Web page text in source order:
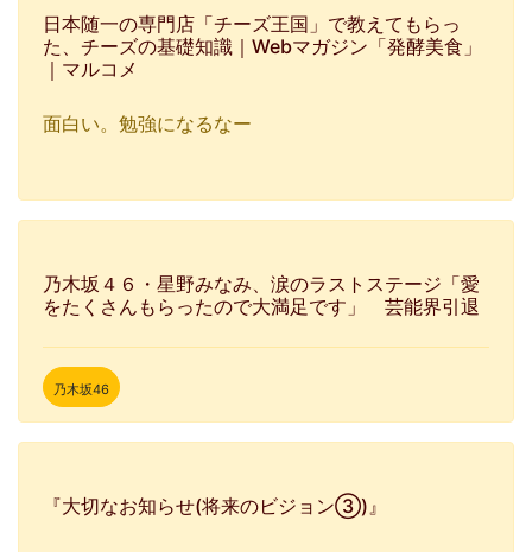
日本随一の専門店「チーズ王国」で教えてもらっ
た、チーズの基礎知識｜Webマガジン「発酵美食」
｜マルコメ
面白い。勉強になるなー
乃木坂４６・星野みなみ、涙のラストステージ「愛
をたくさんもらったので大満足です」 芸能界引退
乃木坂46
『大切なお知らせ(将来のビジョン③)』